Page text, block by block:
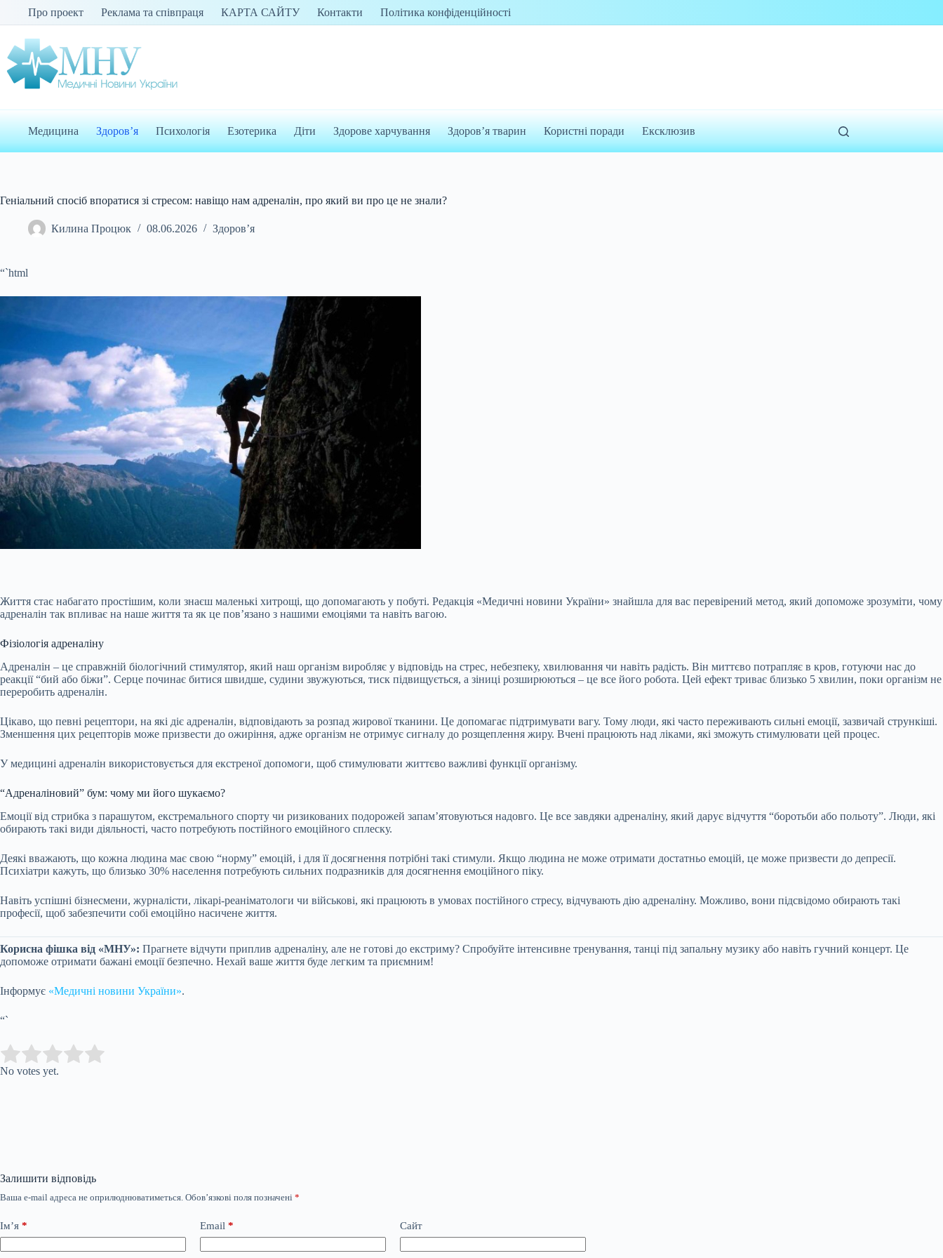
Про проект Реклама та співпраця КАРТА САЙТУ Контакти Політика конфіденційності
Медицина Здоров’я Психологія Езотерика Діти Здорове харчування Здоров’я тварин Користні поради Ексклюзив
Геніальний спосіб впоратися зі стресом: навіщо нам адреналін, про який ви про це не знали?
Килина Процюк 08.06.2026 Здоров’я
“`html
Життя стає набагато простішим, коли знаєш маленькі хитрощі, що допомагають у побуті. Редакція «Медичні новини України» знайшла для вас перевірений метод, який допоможе зрозуміти, чому
адреналін так впливає на наше життя та як це пов’язано з нашими емоціями та навіть вагою.
Фізіологія адреналіну
Адреналін – це справжній біологічний стимулятор, який наш організм виробляє у відповідь на стрес, небезпеку, хвилювання чи навіть радість. Він миттєво потрапляє в кров, готуючи нас до
реакції“бий або біжи”. Серце починає битися швидше, судини звужуються, тиск підвищується, а зіниці розширюються – це все його робота. Цей ефект триває близько 5 хвилин, поки організм не
переробить адреналін.
Цікаво, що певні рецептори, на які діє адреналін, відповідають за розпад жирової тканини. Це допомагає підтримувати вагу. Тому люди, які часто переживають сильні емоції, зазвичай стрункіші.
Зменшення цих рецепторів може призвести до ожиріння, адже організм не отримує сигналу до розщеплення жиру. Вчені працюють над ліками, які зможуть стимулювати цей процес.
У медицині адреналін використовується для екстреної допомоги, щоб стимулювати життєво важливі функції організму.
“Адреналіновий” бум: чому ми його шукаємо?
Емоції від стрибка з парашутом, екстремального спорту чи ризикованих подорожей запам’ятовуються надовго. Це все завдяки адреналіну, який дарує відчуття “боротьби або польоту”. Люди, які
обирають такі види діяльності, часто потребують постійного емоційного сплеску.
Деякі вважають, що кожна людина має свою “норму” емоцій, і для її досягнення потрібні такі стимули. Якщо людина не може отримати достатньо емоцій, це може призвести до депресії.
Психіатри кажуть, що близько 30% населення потребують сильних подразників для досягнення емоційного піку.
Навіть успішні бізнесмени, журналісти, лікарі-реаніматологи чи військові, які працюють в умовах постійного стресу, відчувають дію адреналіну. Можливо, вони підсвідомо обирають такі
професії, щоб забезпечити собі емоційно насичене життя.
Корисна фішка від «МНУ»: Прагнете відчути приплив адреналіну, але не готові до екстриму? Спробуйте інтенсивне тренування, танці під запальну музику або навіть гучний концерт. Це
допоможе отримати бажані емоції безпечно. Нехай ваше життя буде легким та приємним!
Інформує «Медичні новини України».
“`
Rate this item:
No votes yet.
Залишити відповідь
Ваша e-mail адреса не оприлюднюватиметься. Обов’язкові поля позначені *
Ім’я * Email * Сайт